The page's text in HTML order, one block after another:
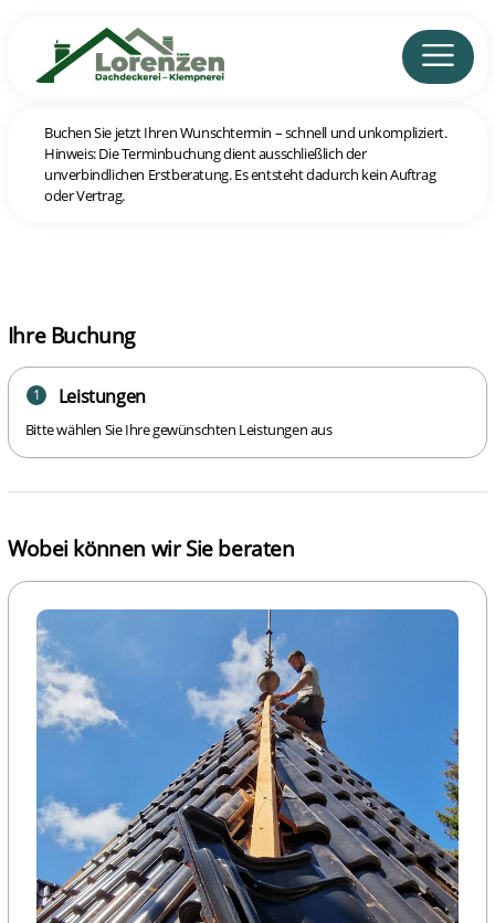
Buchen Sie jetzt Ihren Wunschtermin – schnell und unkompliziert.
Hinweis: Die Terminbuchung dient ausschließlich der
unverbindlichen Erstberatung. Es entsteht dadurch kein Auftrag
oder Vertrag.
Wobei können wir Sie beraten
Ihre Buchung
1 Leistungen
Bitte wählen Sie Ihre gewünschten Leistungen aus